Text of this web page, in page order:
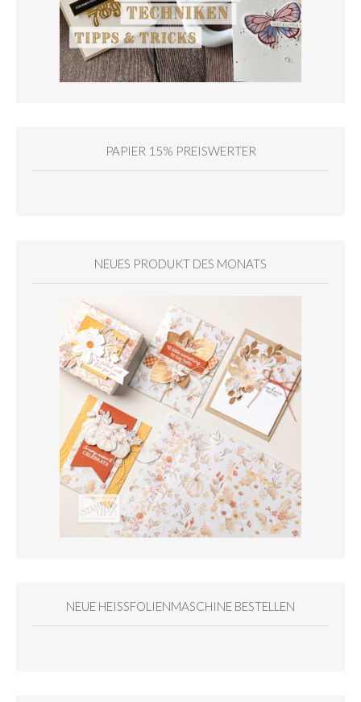
PAPIER 15% PREISWERTER
NEUES PRODUKT DES MONATS
NEUE HEISSFOLIENMASCHINE BESTELLEN